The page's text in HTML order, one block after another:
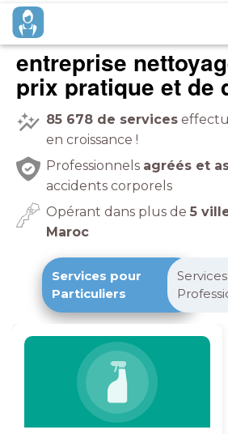
entreprise
prix pratique et de
85 678 de services
en croissance !
Professionnels agréés et
accidents corporels
Opérant dans plus de 5
Maroc
Services pour
Particuliers